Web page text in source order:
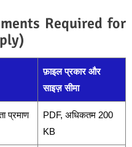
Required for
फ़ाइल प्रकार और
साइज़ सीमा
प्रमाण
PDF, अधिकतम 200
KB